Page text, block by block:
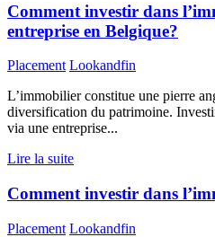
Comment investir dans
entreprise en Belgique?
Placement Lookandfin
L’immobilier constitue une pierre
diversification du patrimoine.
via une entreprise...
Lire la suite
Comment investir dans
Placement Lookandfin